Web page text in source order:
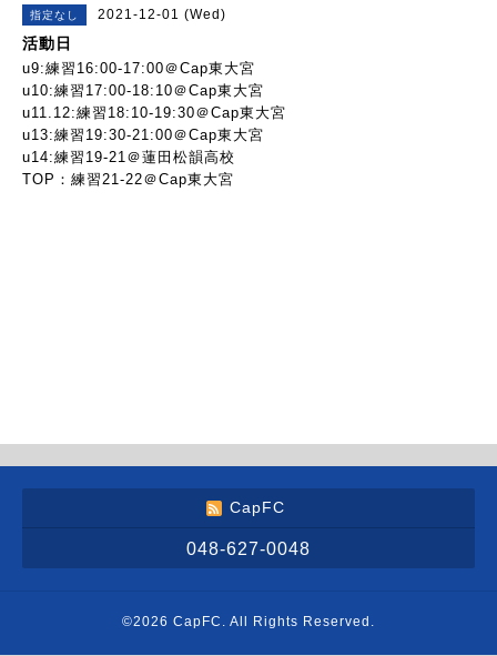
指定なし 2021-12-01 (Wed)
活動日
u9:練習16:00-17:00＠Cap東大宮
u10:練習17:00-18:10＠Cap東大宮
u11.12:練習18:10-19:30＠Cap東大宮
u13:練習19:30-21:00＠Cap東大宮
u14:練習19-21＠蓮田松韻高校
TOP：練習21-22＠Cap東大宮
CapFC
048-627-0048
©2026 CapFC . All Rights Reserved.